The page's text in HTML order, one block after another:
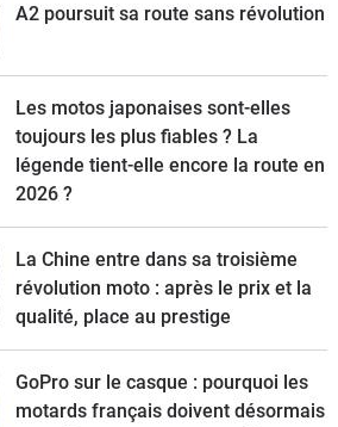
A2 poursuit sa route sans révolution
Les motos japonaises sont-elles
toujours les plus fiables ? La
légende tient-elle encore la route en
2026 ?
La Chine entre dans sa troisième
révolution moto : après le prix et la
qualité, place au prestige
GoPro sur le casque : pourquoi les
motards français doivent désormais